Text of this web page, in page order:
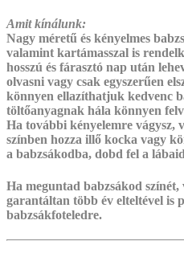
Amit kínálunk:
Nagy méretű és kényelmes
valamint kartámasszal is
hosszú és fárasztó nap után
olvasni vagy csak egyszerűen
könnyen ellazíthatjuk kedvenc
töltőanyagnak hála könnyen
Ha további kényelemre vágysz,
színben hozza illő kocka vagy
a babzsákodba, dobd fel a
Ha meguntad babzsákod
garantáltan több év elteltével is
babzsákfoteledre.